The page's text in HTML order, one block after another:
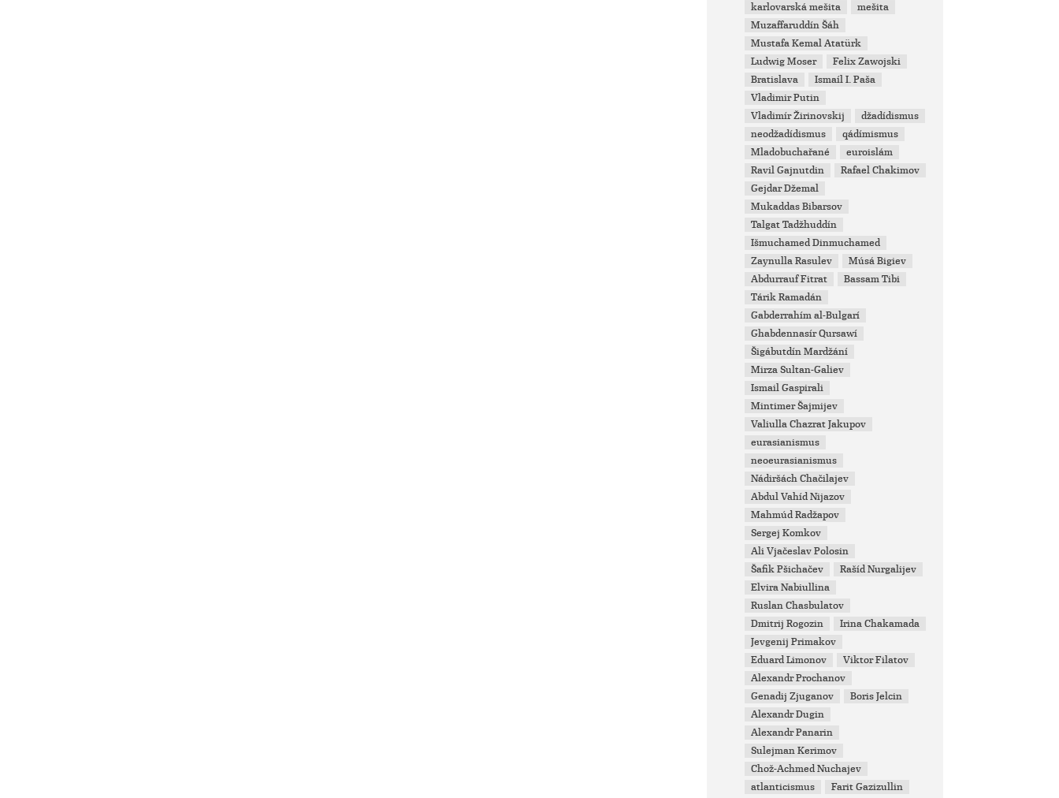
karlovarská mešita
mešita
Muzaffaruddín Šáh
Mustafa Kemal Atatürk
Ludwig Moser
Felix Zawojski
Bratislava
Ismaíl I. Paša
Vladimir Putin
Vladimír Žirinovskij
džadídismus
neodžadídismus
qádímismus
Mladobuchařané
euroislám
Ravil Gajnutdin
Rafael Chakimov
Gejdar Džemal
Mukaddas Bibarsov
Talgat Tadžhuddín
Išmuchamed Dinmuchamed
Zaynulla Rasulev
Músá Bigiev
Abdurrauf Fitrat
Bassam Tibi
Tárik Ramadán
Gabderrahím al-Bulgarí
Ghabdennasír Qursawí
Šigábutdín Mardžání
Mirza Sultan-Galiev
Ismail Gaspirali
Mintimer Šajmijev
Valiulla Chazrat Jakupov
eurasianismus
neoeurasianismus
Nádiršách Chačilajev
Abdul Vahíd Nijazov
Mahmúd Radžapov
Sergej Komkov
Ali Vjačeslav Polosin
Šafik Pšichačev
Rašíd Nurgalijev
Elvira Nabiullina
Ruslan Chasbulatov
Dmitrij Rogozin
Irina Chakamada
Jevgenij Primakov
Eduard Limonov
Viktor Filatov
Alexandr Prochanov
Genadij Zjuganov
Boris Jelcin
Alexandr Dugin
Alexandr Panarin
Sulejman Kerimov
Chož-Achmed Nuchajev
atlanticismus
Farit Gazizullin